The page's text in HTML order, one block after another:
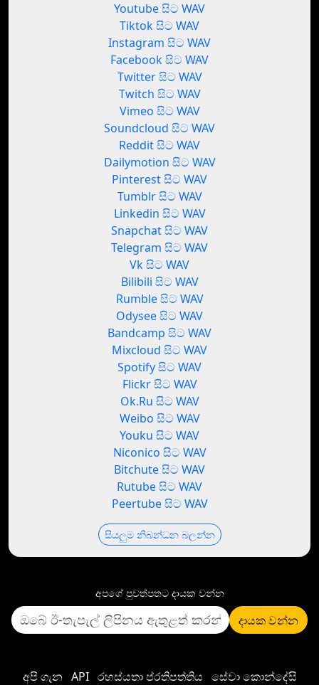
Youtube සිට WAV
Tiktok සිට WAV
Instagram සිට WAV
Facebook සිට WAV
Twitter සිට WAV
Twitch සිට WAV
Vimeo සිට WAV
Soundcloud සිට WAV
Reddit සිට WAV
Dailymotion සිට WAV
Pinterest සිට WAV
Tumblr සිට WAV
Linkedin සිට WAV
Snapchat සිට WAV
Telegram සිට WAV
Vk සිට WAV
Bilibili සිට WAV
Rumble සිට WAV
Odysee සිට WAV
Bandcamp සිට WAV
Mixcloud සිට WAV
Spotify සිට WAV
Flickr සිට WAV
Ok.Ru සිට WAV
Weibo සිට WAV
Youku සිට WAV
Niconico සිට WAV
Bitchute සිට WAV
Rutube සිට WAV
Peertube සිට WAV
සියලුම නිබන්ධන බලන්න
අපගේ පුවත්පතට දායක වන්න
දායක වන්න
අපි ගැන API රහස්යතා ප්රතිපත්තිය සේවා කොන්දේසි